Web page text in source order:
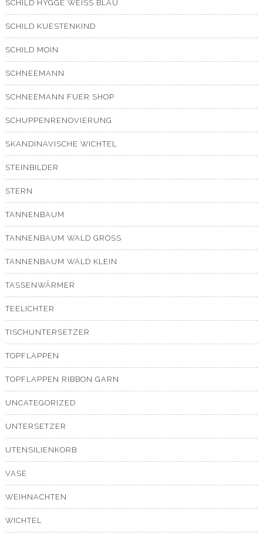
SCHILD HYGGE WEISS BLAU
SCHILD KUESTENKIND
SCHILD MOIN
SCHNEEMANN
SCHNEEMANN FUER SHOP
SCHUPPENRENOVIERUNG
SKANDINAVISCHE WICHTEL
STEINBILDER
STERN
TANNENBAUM
TANNENBAUM WALD GROSS
TANNENBAUM WALD KLEIN
TASSENWÄRMER
TEELICHTER
TISCHUNTERSETZER
TOPFLAPPEN
TOPFLAPPEN RIBBON GARN
UNCATEGORIZED
UNTERSETZER
UTENSILIENKORB
VASE
WEIHNACHTEN
WICHTEL